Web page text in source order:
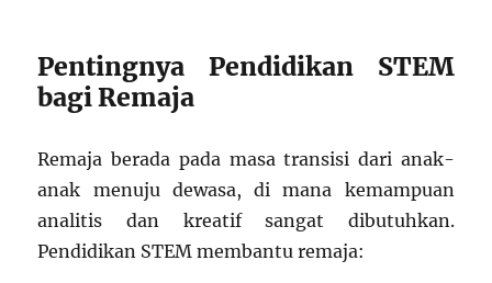
Pentingnya Pendidikan STEM
bagi Remaja
Remaja berada pada masa transisi dari anak-
anak menuju dewasa, di mana kemampuan
analitis dan kreatif sangat dibutuhkan.
Pendidikan STEM membantu remaja: